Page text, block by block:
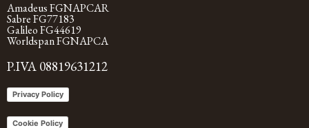
Amadeus FGNAPCAR
Sabre FG77183
Galileo FG44619
Worldspan FGNAPCA
P.IVA 08819631212
Privacy Policy
Cookie Policy